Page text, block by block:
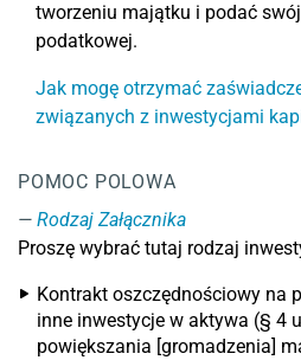
tworzeniu majątku i podać
podatkowej.
Jak mogę otrzymać
związanych z inwestycjami
POMOC POLOWA
Rodzaj Załącznika
Proszę wybrać tutaj rodzaj
Kontrakt oszczędnościowy na
inne inwestycje w aktywa (§ 4
powiększania [gromadzenia]